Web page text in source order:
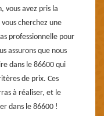
vous avez pris la
cherchez une
professionnelle pour
assurons que nous
dans le 86600 qui
de prix. Ces
à réaliser, et le
dans le 86600 !